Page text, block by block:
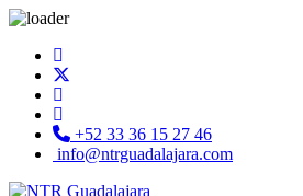
+52 33 36 15 27 46
info@ntrguadalajara.com